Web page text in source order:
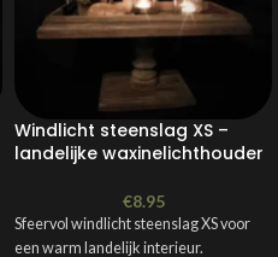
Windlicht steenslag XS –
landelijke waxinelichthouder
€8.95
Sfeervol windlicht steenslag XS voor
een warm landelijk interieur.